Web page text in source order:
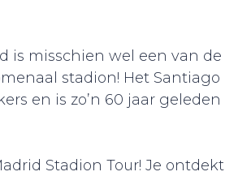
is misschien wel een van de
stadion! Het Santiago
en is zo’n 60 jaar geleden
Stadion Tour! Je ontdekt